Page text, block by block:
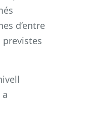
d’entre
previstes